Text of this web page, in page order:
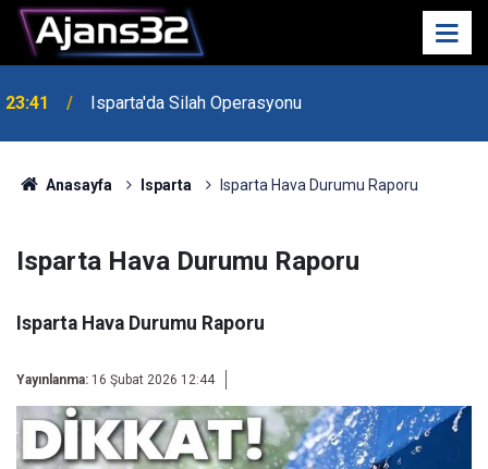
23:41 Isparta'da Silah Operasyonu
23:21 6 Mart Spor Salonu Yeniden Yükseliyor
Anasayfa Isparta Isparta Hava Durumu Raporu
Isparta Hava Durumu Raporu
Isparta Hava Durumu Raporu
Yayınlanma: 16 Şubat 2026 12:44